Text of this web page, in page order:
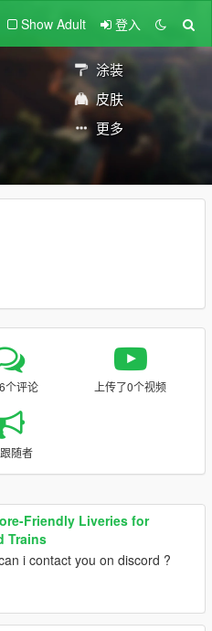
Show Adult 登入
涂装
皮肤
更多
个评论 上传了0个视频
随者
Friendly Liveries for
Trains
i contact you on discord ?